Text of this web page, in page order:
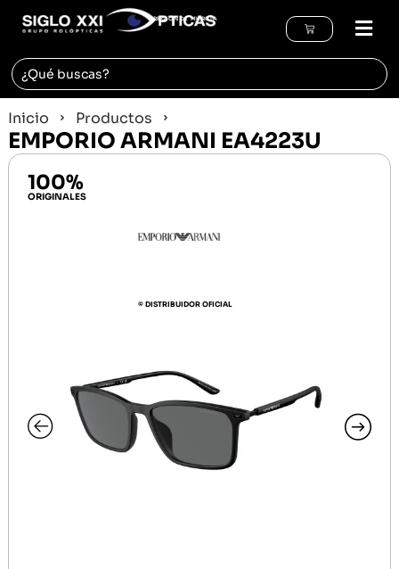
REGIÓN DE MURCIA
Inicio Productos
EMPORIO ARMANI EA4223U
100%
ORIGINALES
© DISTRIBUIDOR OFICIAL